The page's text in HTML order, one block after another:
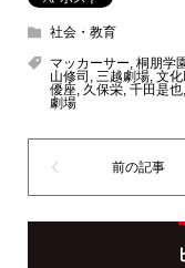
社会・教育
マッカーサー, 桐朋学
山修司 , 三越劇場, 文
優座, 久保栄, 千田是也,
劇場